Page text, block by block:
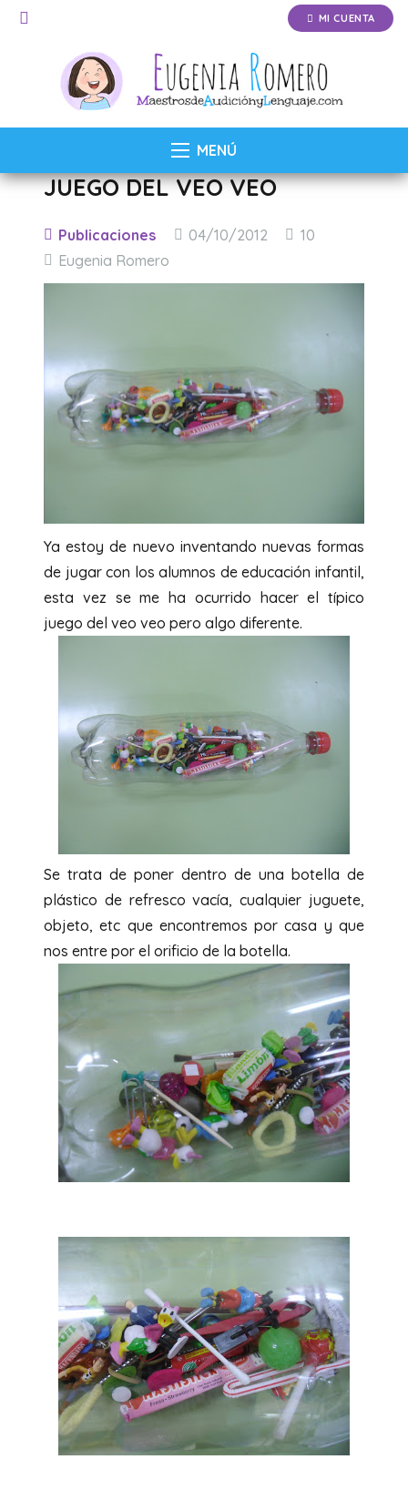
MI CUENTA
MENÚ
JUEGO DEL VEO VEO
Publicaciones 04/10/2012 10Comentarios
Eugenia Romero
Ya estoy de nuevo inventando nuevas formas
de jugar con los alumnos de educación infantil,
esta vez se me ha ocurrido hacer el típico
juego del veo veo pero algo diferente.
Se trata de poner dentro de una botella de
plástico de refresco vacía, cualquier juguete,
objeto, etc que encontremos por casa y que
nos entre por el orificio de la botella.